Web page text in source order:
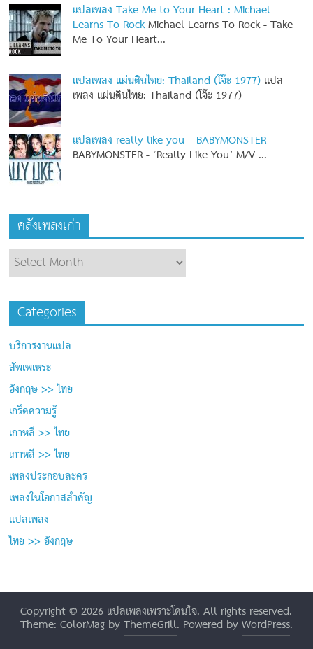
แปลเพลง Take Me to Your Heart : Michael
Learns To RockMichael Learns To Rock - Take
Me To Your Heart...
แปลเพลง แผ่นดินไทย: Thailand (โจ๊ะ 1977) แปล
เพลง แผ่นดินไทย: Thailand (โจ๊ะ 1977)
แปลเพลง really like you – BABYMONSTER
BABYMONSTER - ‘Really Like You’ M/V ...
คลังเพลงเก่า
Categories
บริการงานแปล
สัพเพเหระ
อังกฤษ >> ไทย
เกร็ดความรู้
เกาหลี >> ไทย
เกาหลี >> ไทย
เพลงประกอบละคร
เพลงในโอกาสสำคัญ
แปลเพลง
ไทย >> อังกฤษ
Copyright © 2026 แปลเพลงเพราะโดนใจ. All rights reserved.
Theme: ColorMag byThemeGrill. Powered byWordPress.